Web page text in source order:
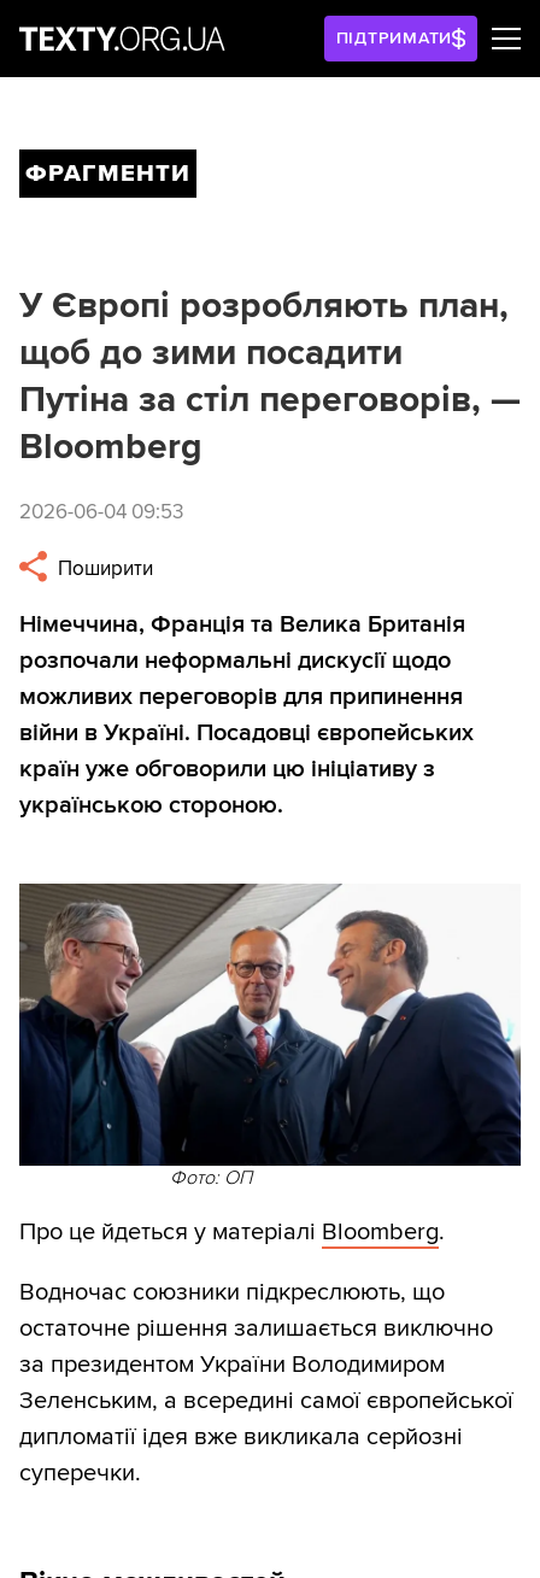
ПІДТРИМАТИ
ФРАГМЕНТИ
У Європі розробляють план,
щоб до зими посадити
Путіна за стіл переговорів, —
Bloomberg
2026-06-04 09:53
Поширити
Німеччина, Франція та Велика Британія
розпочали неформальні дискусії щодо
можливих переговорів для припинення
війни в Україні. Посадовці європейських
країн уже обговорили цю ініціативу з
українською стороною.
Фото: ОП
Про це йдеться у матеріалі Bloomberg.
Водночас союзники підкреслюють, що
остаточне рішення залишається виключно
за президентом України Володимиром
Зеленським, а всередині самої європейської
дипломатії ідея вже викликала серйозні
суперечки.